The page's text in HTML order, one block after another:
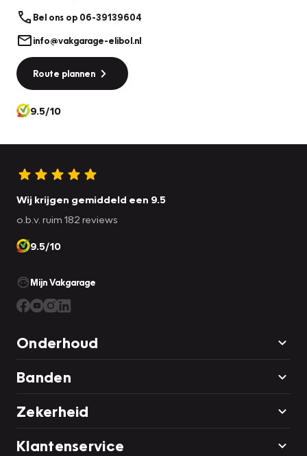
Bel ons op 06-39139604
info@vakgarage-elibol.nl
Route plannen
9.5/10
Wij krijgen gemiddeld een 9.5
o.b.v. ruim 182 reviews
9.5/10
Mijn Vakgarage
Onderhoud
Banden
Zekerheid
Klantenservice